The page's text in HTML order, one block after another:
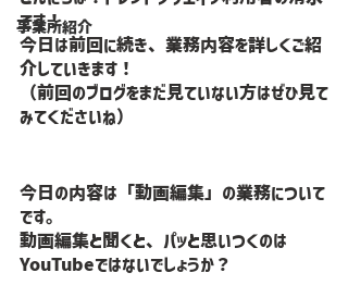
事業所紹介
です！
今日は前回に続き、業務内容を詳しくご紹
介していきます！
（前回のブログをまだ見ていない方はぜひ見て
みてくださいね）
今日の内容は「動画編集」の業務について
です。
動画編集と聞くと、パッと思いつくのは
YouTubeではないでしょうか？